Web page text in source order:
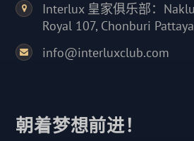
Interlux 皇家俱乐部：
Royal 107, Chonburi
info@interluxclub.com
朝着梦想前进！